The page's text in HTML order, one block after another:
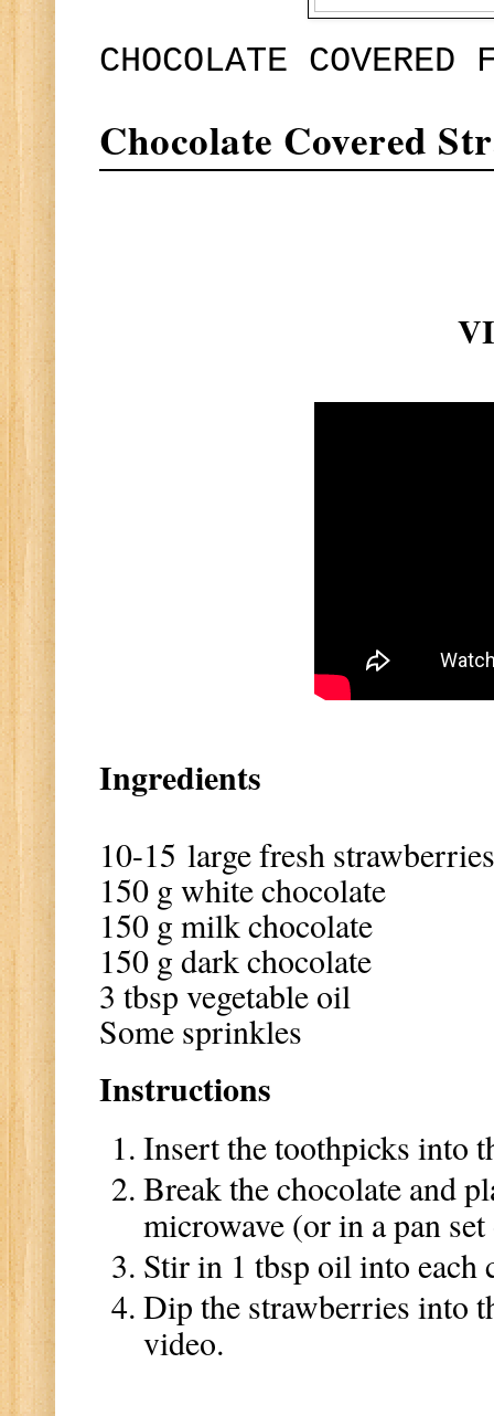
CHOCOLATE COVERED
Chocolate Covered
Ingredients
10-15 large fresh strawberries
150 g white chocolate
150 g milk chocolate
150 g dark chocolate
3 tbsp vegetable oil
Some sprinkles
Instructions
Insert the toothpicks into
Break the chocolate and
microwave (or in a pan
Stir in 1 tbsp oil into each
Dip the strawberries into
video.